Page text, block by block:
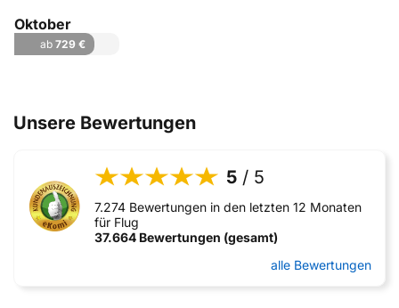
Oktober
ab 729 €
Unsere Bewertungen
5 / 5
7.274 Bewertungen in den letzten 12 Monaten
für Flug
37.664 Bewertungen (gesamt)
alle Bewertungen